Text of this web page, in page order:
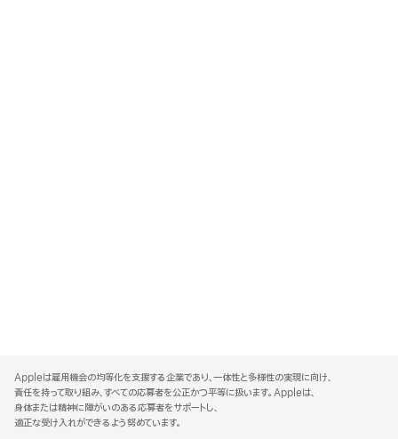
p
p
l
e
Appleは雇用機会の均等化を支援する企業であり、一体性と多様性の実現に向け、
責任を持って取り組み、すべての応募者を公正かつ平等に扱います。Appleは、
身体または精神に障がいのある応募者をサポートし、
適正な受け入れができるよう努めています。